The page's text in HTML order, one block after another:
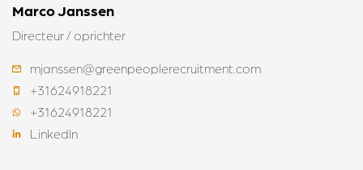
Marco Janssen
Directeur / oprichter
mjanssen@greenpeoplerecruitment.com
+31624918221
+31624918221
LinkedIn